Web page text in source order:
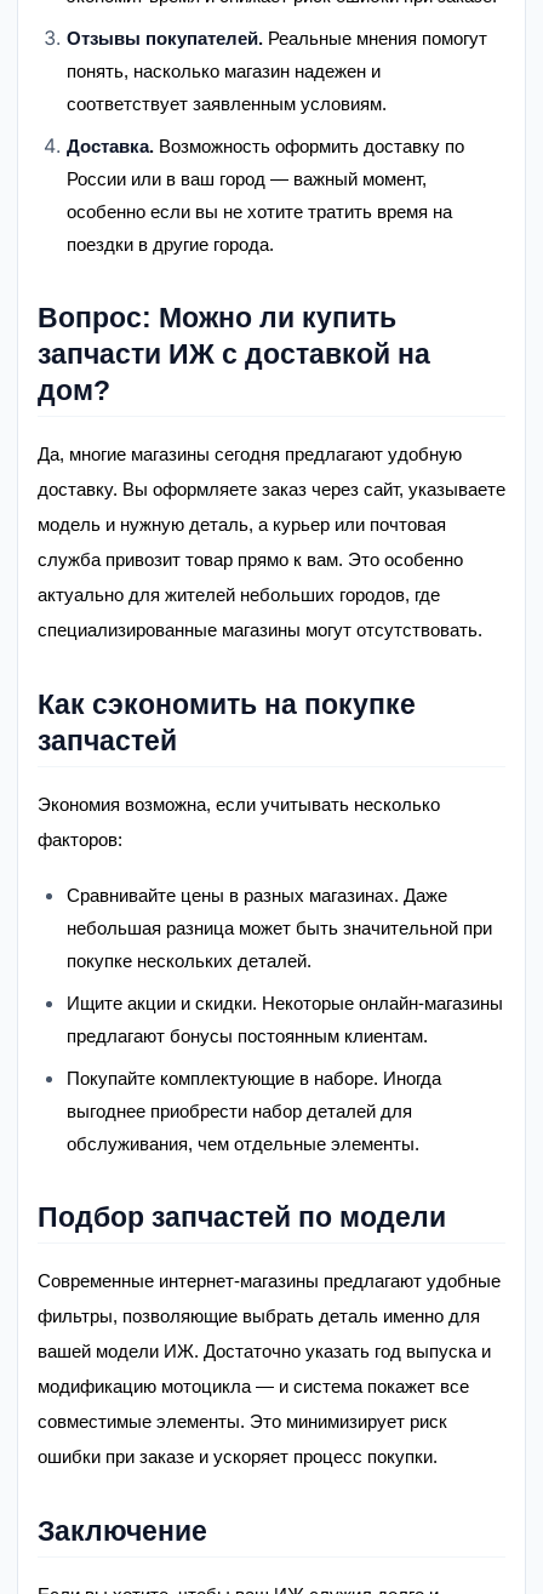
Отзывы покупателей. Реальные мнения помогут
понять, насколько магазин надежен и
соответствует заявленным условиям.
Доставка. Возможность оформить доставку по
России или в ваш город — важный момент,
особенно если вы не хотите тратить время на
поездки в другие города.
Вопрос: Можно ли купить
запчасти ИЖ с доставкой на
дом?
Да, многие магазины сегодня предлагают удобную
доставку. Вы оформляете заказ через сайт, указываете
модель и нужную деталь, а курьер или почтовая
служба привозит товар прямо к вам. Это особенно
актуально для жителей небольших городов, где
специализированные магазины могут отсутствовать.
Как сэкономить на покупке
запчастей
Экономия возможна, если учитывать несколько
факторов:
Сравнивайте цены в разных магазинах. Даже
небольшая разница может быть значительной при
покупке нескольких деталей.
Ищите акции и скидки. Некоторые онлайн-магазины
предлагают бонусы постоянным клиентам.
Покупайте комплектующие в наборе. Иногда
выгоднее приобрести набор деталей для
обслуживания, чем отдельные элементы.
Подбор запчастей по модели
Современные интернет-магазины предлагают удобные
фильтры, позволяющие выбрать деталь именно для
вашей модели ИЖ. Достаточно указать год выпуска и
модификацию мотоцикла — и система покажет все
совместимые элементы. Это минимизирует риск
ошибки при заказе и ускоряет процесс покупки.
Заключение